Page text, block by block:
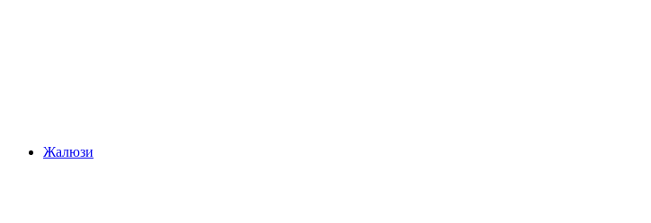
Жалюзи